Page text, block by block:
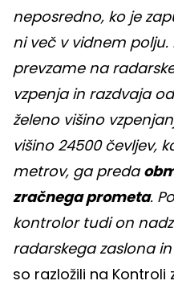
neposredno, ko je
ni več v vidnem
prevzame na
vzpenja in razdvaja
želeno višino
višino 24500 čevljev,
metrov, ga preda
zračnega prometa.
kontrolor tudi on
radarskega zaslona
so razložili na